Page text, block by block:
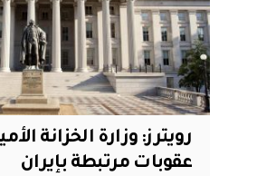
‏رويترز: وزارة الخزانة
عقوبات مرتبطة بإيران